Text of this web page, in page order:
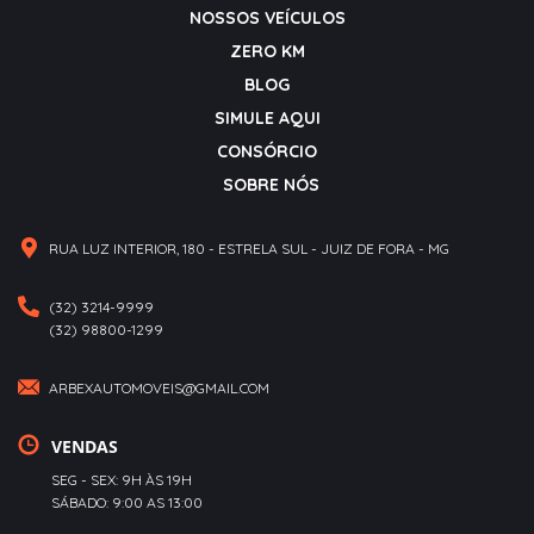
NOSSOS VEÍCULOS
ZERO KM
BLOG
SIMULE AQUI
CONSÓRCIO
SOBRE NÓS
RUA LUZ INTERIOR, 180 - ESTRELA SUL - JUIZ DE FORA - MG
(32) 3214-9999
(32) 98800-1299
ARBEXAUTOMOVEIS@GMAIL.COM
VENDAS
SEG - SEX: 9H ÀS 19H
SÁBADO: 9:00 AS 13:00